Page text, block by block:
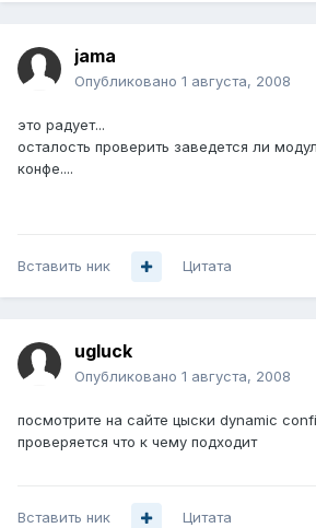
jama
Опубликовано 1 августа, 2008
это радует...
осталость проверить заведется ли
конфе....
Вставить ник Цитата
ugluck
Опубликовано 1 августа, 2008
посмотрите на сайте цыски dynamic
проверяется что к чему подходит
Вставить ник Цитата